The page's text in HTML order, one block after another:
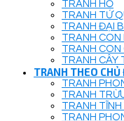
TRANH HỔ
TRANH TỨ
TRANH ĐẠI
TRANH CON
TRANH CON
TRANH CÂY
TRANH THEO CHỦ
TRANH
TRANH
TRANH TĨNH
TRANH